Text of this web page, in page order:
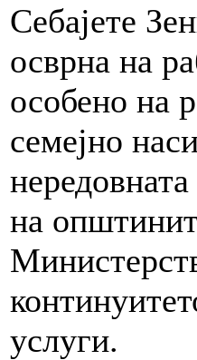
Себајете
осврна на
особено на
семејно
на
услуги.